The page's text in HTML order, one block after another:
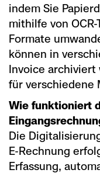
indem Sie
mithilfe von
Formate
können in
Invoice archiviert
für verschiedene
Wie funktioniert
Die
E-Rechnung
Erfassung,